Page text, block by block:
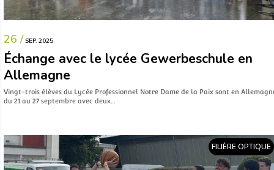
26 / SEP. 2025
Échange avec le lycée Gewerbeschule en
Allemagne
Vingt-trois élèves du Lycée Professionnel Notre Dame de la Paix sont en
du 21 au 27 septembre avec deux…
FILIÈRE OPTIQUE